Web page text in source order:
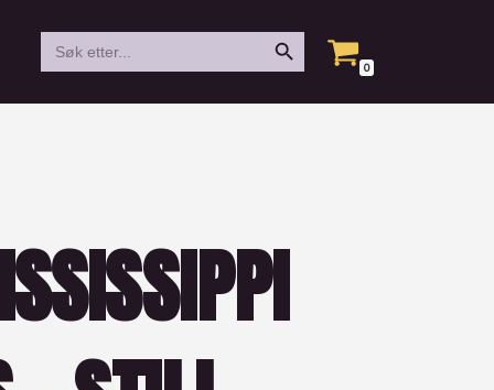
Search
for:
Search Button
0